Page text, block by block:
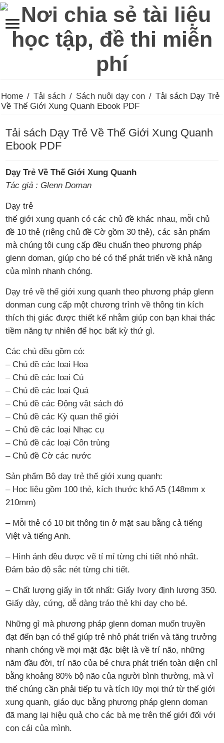
Home / Tải sách / Sách nuôi dạy con / Tải sách Dạy Trẻ
Về Thế Giới Xung Quanh Ebook PDF
Tải sách Dạy Trẻ Về Thế Giới Xung Quanh
Ebook PDF
Dạy Trẻ Về Thế Giới Xung Quanh
Tác giả : Glenn Doman
Dạy trẻ
thế giới xung quanh có các chủ đề khác nhau, mỗi chủ
đề 10 thẻ (riêng chủ đề Cờ gồm 30 thẻ), các sản phẩm
mà chúng tôi cung cấp đều chuẩn theo phương pháp
glenn doman, giúp cho bé có thể phát triển về khả năng
của mình nhanh chóng.
Dạy trẻ về thế giới xung quanh theo phương pháp glenn
donman cung cấp một chương trình về thông tin kích
thích thị giác được thiết kế nhằm giúp con bạn khai thác
tiềm năng tự nhiên để học bất kỳ thứ gì.
Các chủ đều gồm có:
– Chủ đề các loại Hoa
– Chủ đề các loại Củ
– Chủ đề các loại Quả
– Chủ đề các Động vật sách đỏ
– Chủ đề các Kỳ quan thế giới
– Chủ đề các loại Nhạc cụ
– Chủ đề các loại Côn trùng
– Chủ đề Cờ các nước
Sản phẩm Bộ dạy trẻ thế giới xung quanh:
– Học liệu gồm 100 thẻ, kích thước khổ A5 (148mm x
210mm)
– Mỗi thẻ có 10 bit thông tin ở mặt sau bằng cả tiếng
Việt và tiếng Anh.
– Hình ảnh đều được vẽ tỉ mỉ từng chi tiết nhỏ nhất.
Đảm bảo độ sắc nét từng chi tiết.
– Chất lượng giấy in tốt nhất: Giấy Ivory định lượng 350.
Giấy dày, cứng, dễ dàng tráo thẻ khi dạy cho bé.
Những gì mà phương pháp glenn doman muốn truyền
đạt đến bạn có thể giúp trẻ nhỏ phát triển và tăng trưởng
nhanh chóng về mọi mặt đặc biệt là về trí não, những
năm đầu đời, trí não của bé chưa phát triển toàn diện chỉ
bằng khoảng 80% bộ não của người bình thường, mà vì
thế chúng cần phải tiếp tu và tích lũy mọi thứ từ thế giới
xung quanh, giáo dục bằng phương pháp glenn doman
đã mang lại hiệu quả cho các bà mẹ trên thế giới đối với
con cái của mình.